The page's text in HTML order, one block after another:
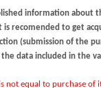
information about
is recomended to get
(submission of the
data included in the
not equal to purchase of